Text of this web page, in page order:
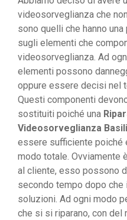
videosorveglianza che
sono quelli che hanno
sugli elementi che
videosorveglianza. Ad
elementi possono
oppure essere decisi nel
Questi componenti
sostituiti poiché una
Videosorveglianza
essere sufficiente poiché
modo totale. Ovviamente
al cliente, esso possono
secondo tempo dopo
soluzioni. Ad ogni modo
che si si riparano, con del